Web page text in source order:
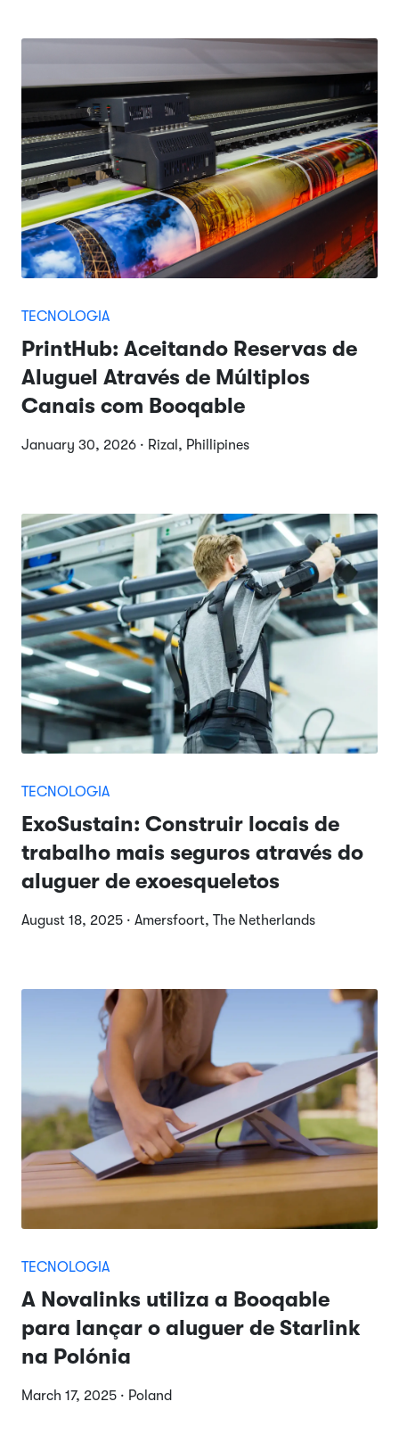
TECNOLOGIA
PrintHub: Aceitando Reservas de
Aluguel Através de Múltiplos
Canais com Booqable
January 30, 2026 · Rizal, Phillipines
TECNOLOGIA
ExoSustain: Construir locais de
trabalho mais seguros através do
aluguer de exoesqueletos
August 18, 2025 · Amersfoort, The Netherlands
TECNOLOGIA
A Novalinks utiliza a Booqable
para lançar o aluguer de Starlink
na Polónia
March 17, 2025 · Poland